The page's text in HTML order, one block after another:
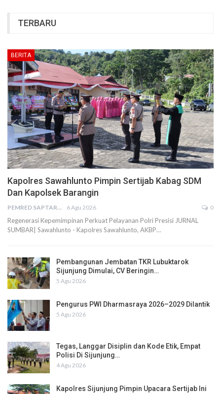
TERBARU
BERITA
Kapolres Sawahlunto Pimpin Sertijab Kabag SDM
Dan Kapolsek Barangin
PEMRED SAPTARIUS 6 Agu 2026 0
Regenerasi Kepemimpinan Perkuat Pelayanan Polri Presisi JURNAL
SUMBAR| Sawahlunto - Kapolres Sawahlunto, AKBP…
Pembangunan Jembatan TKR Lubuktarok
Sijunjung Dimulai, CV Beringin…
5 Agu 2026
Pengurus PWI Dharmasraya 2026–2029 Dilantik
5 Agu 2026
Tegas, Langgar Disiplin dan Kode Etik, Empat
Polisi Di Sijunjung…
4 Agu 2026
Kapolres Sijunjung Pimpin Upacara Sertijab Ini